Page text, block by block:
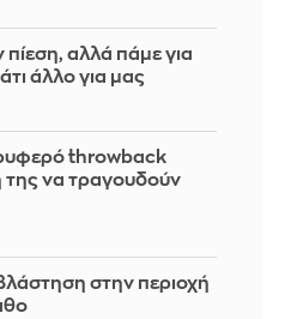
αλλά πάμε για
άλλο για μας
throwback
της να τραγουδούν
στην περιοχή